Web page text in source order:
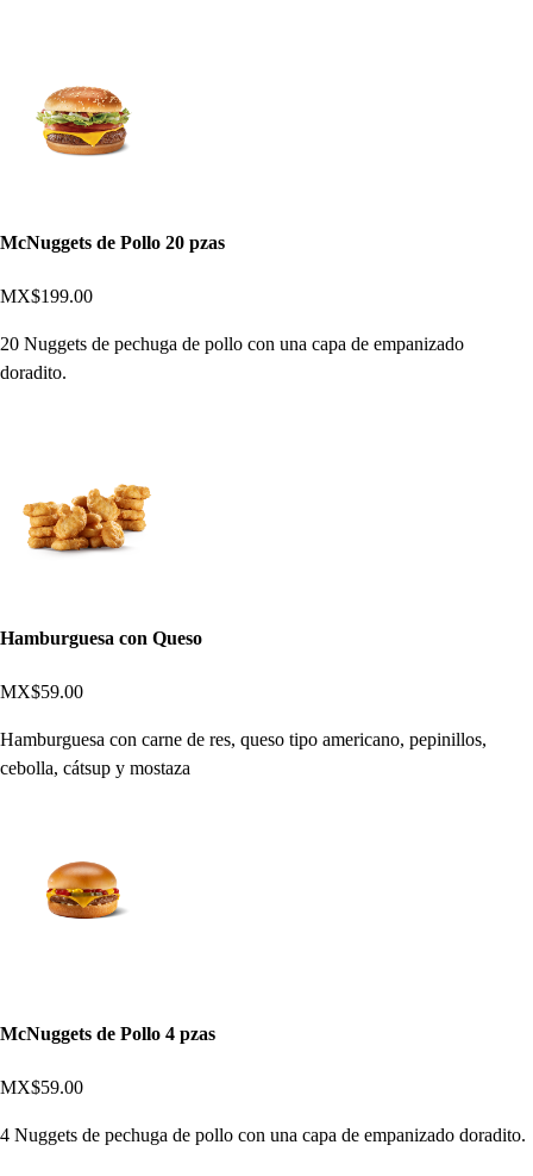
McNuggets de Pollo 20 pzas
MX$199.00
20 Nuggets de pechuga de pollo con una capa de empanizado
doradito.
Hamburguesa con Queso
MX$59.00
Hamburguesa con carne de res, queso tipo americano, pepinillos,
cebolla, cátsup y mostaza
McNuggets de Pollo 4 pzas
MX$59.00
4 Nuggets de pechuga de pollo con una capa de empanizado doradito.